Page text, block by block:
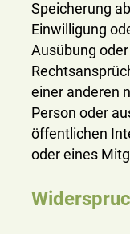
Speicherung
Einwilligung
Ausübung
einer anderen
Person oder
öffentlichen
oder eines